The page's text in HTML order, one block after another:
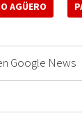
AGÜERO
Google News